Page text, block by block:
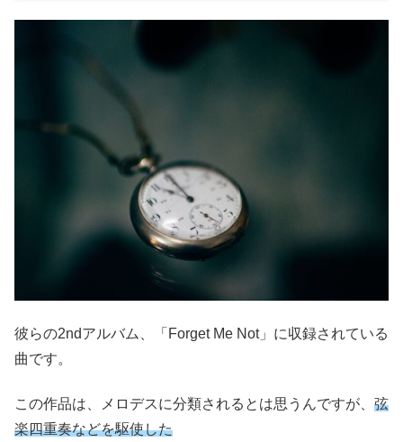
彼らの2ndアルバム、「Forget Me Not」に収録されている
曲です。
この作品は、メロデスに分類されるとは思うんですが、 弦
楽四重奏などを駆使した